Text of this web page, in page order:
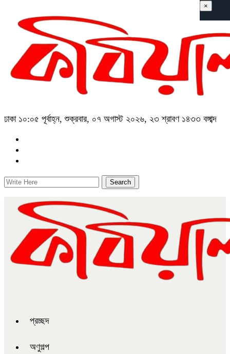
ঢাকা ১০:০৫ পূর্বাহ্ন, শুক্রবার, ০৭ অগাস্ট ২০২৬, ২৩ শ্রাবণ ১৪৩৩ বঙ্গাব্দ
প্রচ্ছদ
অণুগল্প
×